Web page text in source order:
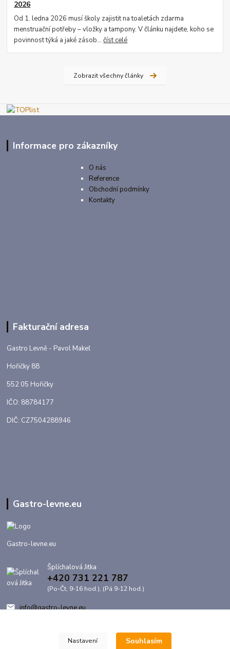
2026
Od 1. ledna 2026 musí školy zajistit na toaletách zdarma
menstruační potřeby – vložky a tampony. V článku najdete, koho se
povinnost týká a jaké zásob...číst celé
Zobrazit všechny články
Informace pro zákazníky
O nás
Reference
Obchodní podmínky
Kontakty
Fakturační adresa
Gastro Levně - Pavol Makeľ
Hořičky 88
552 05 Hořičky
IČO: 88784177
DIČ: CZ7504288946
Gastro-levne.eu
Gastro-levne.eu
Šplíchalová Jitka
+420 731 221 787
(Po-Čt, 9-16 hod.), (Pá 9-12 hod.)
info@gastro-levne.eu
Nastavení Souhlasím